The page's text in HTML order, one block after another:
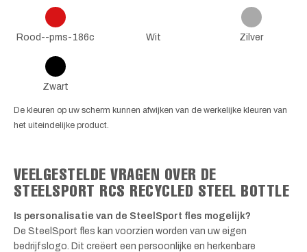
Rood--pms-186c Wit Zilver
Zwart
De kleuren op uw scherm kunnen afwijken van de werkelijke kleuren van
het uiteindelijke product.
VEELGESTELDE VRAGEN OVER DE
STEELSPORT RCS RECYCLED STEEL BOTTLE
Is personalisatie van de SteelSport fles mogelijk?
De SteelSport fles kan voorzien worden van uw eigen
bedrijfslogo. Dit creëert een persoonlijke en herkenbare